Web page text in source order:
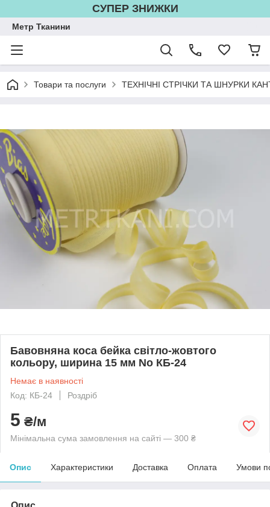
СУПЕР ЗНИЖКИ
Метр Тканини
Товари та послуги ТЕХНІЧНІ СТРІЧКИ ТА ШНУРКИ
Бавовняна коса бейка світло-жовтого
кольору, ширина 15 мм No КБ-24
Немає в наявності
Код: КБ-24
Роздріб
5 ₴/м
Мінімальна сума замовлення на сайті — 300 ₴
Опис Характеристики Доставка Оплата Умови